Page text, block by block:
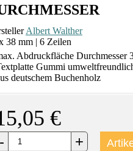
Albert Walther
38 mm | 6 Zeilen
Abdruckfläche Durchmesser
Gummi
deutschem Buchenholz
€
- +